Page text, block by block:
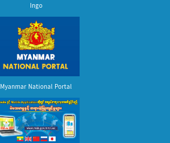
Ingo
Myanmar National Portal